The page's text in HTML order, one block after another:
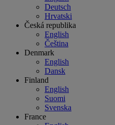
Deutsch
Hrvatski
Česká republika
English
Čeština
Denmark
English
Dansk
Finland
English
Suomi
Svenska
France